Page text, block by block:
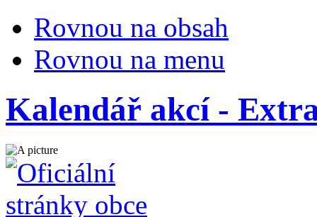
Rovnou na obsah
Rovnou na menu
Kalendář akcí -